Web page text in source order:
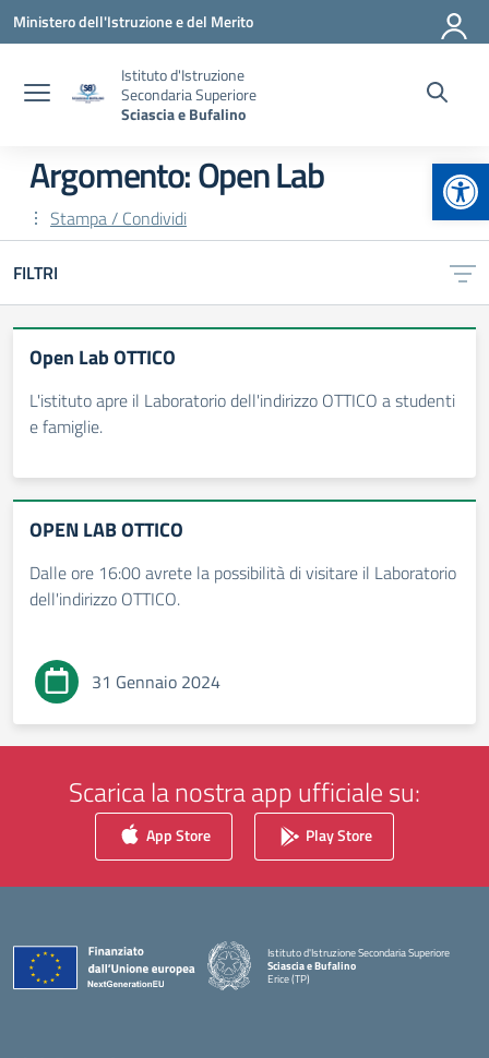
Vai ai contenuti
Vai al menu di navigazione
Vai al footer
Ministero dell'Istruzione e del Merito
Istituto d'Istruzione
Secondaria Superiore
Sciascia e Bufalino
Argomento: Open Lab
Stampa / Condividi
FILTRI
Open Lab OTTICO
L'istituto apre il Laboratorio dell'indirizzo OTTICO a studenti
e famiglie.
OPEN LAB OTTICO
Dalle ore 16:00 avrete la possibilità di visitare il Laboratorio
dell'indirizzo OTTICO.
31 Gennaio 2024
Scarica la nostra app ufficiale su:
App Store Play Store
Istituto d'Istruzione Secondaria Superiore
Sciascia e Bufalino
Erice (TP)